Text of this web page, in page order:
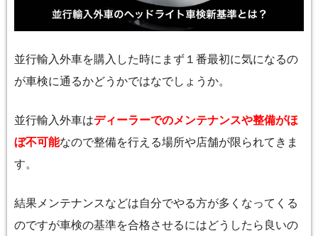
並行輸入外車を購入した時にまず１番最初に気になるの
が車検に通るかどうかではなでしょうか。
並行輸入外車はディーラーでのメンテナンスや整備がほ
ぼ不可能なので整備を行える場所や店舗が限られてきま
す。
結果メンテナンスなどは自分でやる方が多くなってくる
のですが車検の基準を合格させるにはどうしたら良いの